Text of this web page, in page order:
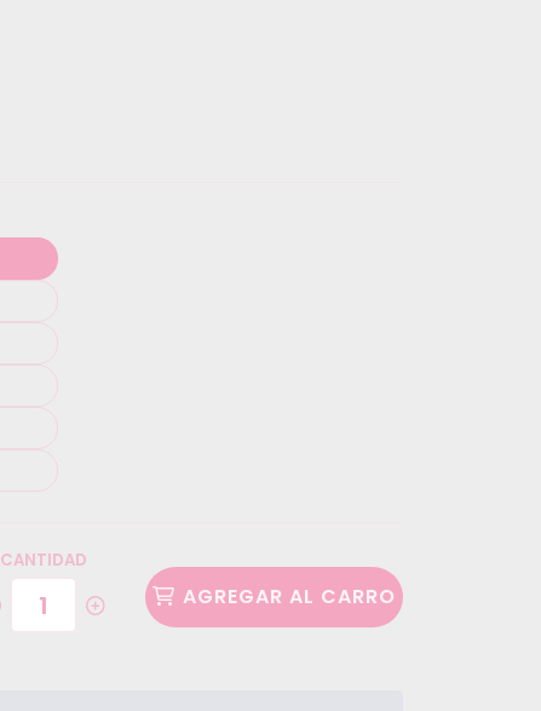
CANTIDAD
AGREGAR AL CARRO